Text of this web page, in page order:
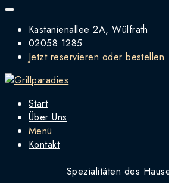
Kastanienallee 2A, Wülfrath
02058 1285
Jetzt reservieren oder bestellen
Start
Über Uns
Menü
Kontakt
Spezialitäten des